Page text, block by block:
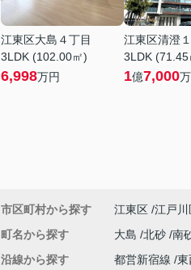
江東区大島４丁目
3LDK (102.00㎡)
6,998万円
江東区清澄
3LDK (71.45
1億7,000
市区町村から探す 江東区 江戸川
町名から探す
大島 北砂 南
沿線から探す
都営新宿線 東